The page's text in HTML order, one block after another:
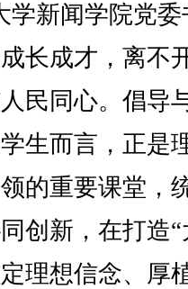
学新闻学院党
长成才，离不
民同心。倡导
生而言，正是
的重要课堂，
创新，在打造
理想信念、厚